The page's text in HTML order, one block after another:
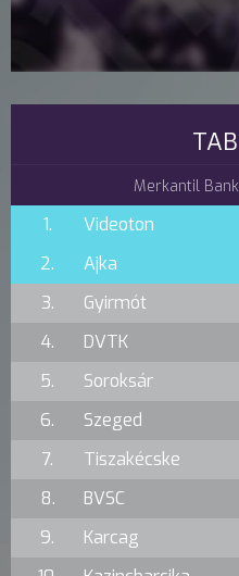
Merkantil
1. Videoton
2.
Ajka
3.
Gyirmót
4.
DVTK
5.
Soroksár
6.
Szeged
7.
Tiszakécske
8.
BVSC
9.
Karcag